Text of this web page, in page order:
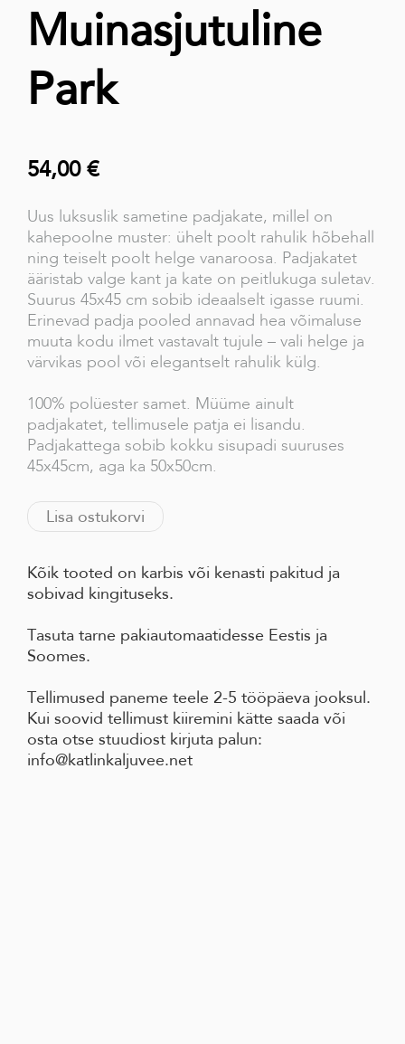
Muinasjutuline
Park
54,00 €
Uus luksuslik sametine padjakate, millel on
kahepoolne muster: ühelt poolt rahulik hõbehall
ning teiselt poolt helge vanaroosa. Padjakatet
ääristab valge kant ja kate on peitlukuga suletav.
Suurus 45x45 cm sobib ideaalselt igasse ruumi.
Erinevad padja pooled annavad hea võimaluse
muuta kodu ilmet vastavalt tujule – vali helge ja
värvikas pool või elegantselt rahulik külg.
100% polüester samet. Müüme ainult
padjakatet, tellimusele patja ei lisandu.
Padjakattega sobib kokku sisupadi suuruses
45x45cm, aga ka 50x50cm.
Lisa ostukorvi
Kõik tooted on karbis või kenasti pakitud ja
sobivad kingituseks.
Tasuta tarne pakiautomaatidesse Eestis ja
Soomes.
Tellimused paneme teele 2-5 tööpäeva jooksul.
Kui soovid tellimust kiiremini kätte saada või
osta otse stuudiost kirjuta palun:
info@katlinkaljuvee.net